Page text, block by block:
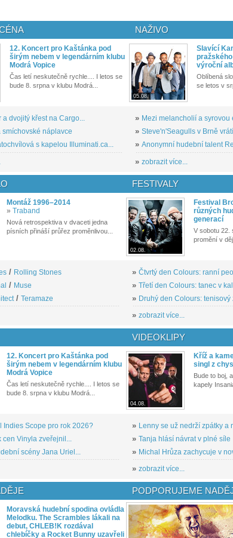
12. Koncert pro Kaštánka pod
širým nebem v legendárním klubu
Modrá Vopice
Čas letí neskutečně rychle.... I letos se
bude 8. srpna v klubu Modrá...
a dvojitý křest na Cargo...
smíchovské náplavce
s kapelou Illuminati.ca...
NAŽIVO
05.08.
Slavící
výroční
Oblíbená
se letos v
» Mezi melancholií a syrovou
» Steve'n'Seagulls v Brně
» Anonymní hudební talent
» zobrazit více...
Montáž 1996–2014
» Traband
Nová retrospektiva v dvaceti jedna
písních přináší průřez proměnlivou...
/ Rolling Stones
/ Muse
/ Teramaze
FESTIVALY
02.08.
Festival
různých
generací
V sobotu 22.
promění v
» Čtvrtý den Colours: ranní
» Třetí den Colours: tanec v
» Druhý den Colours: tenisový
» zobrazit více...
12. Koncert pro Kaštánka pod
širým nebem v legendárním klubu
Modrá Vopice
Čas letí neskutečně rychle.... I letos se
bude 8. srpna v klubu Modrá...
Indies Scope pro rok 2026?
cen Vinyla zveřejnil...
scény Jana Uriel...
VIDEOKLIPY
04.08.
Kříž a
singl z
Bude to boj,
kapely
» Lenny se už nedrží zpátky a
» Tanja hlásí návrat v plné síle
» Michal Hrůza zachycuje v
» zobrazit více...
Moravská hudební spodina ovládla
Melodku. The Scrambles lákali na
debut, CHLEB!K rozdával
chlebíčky a Rocket Bunny uzavřeli
PODPORUJEME